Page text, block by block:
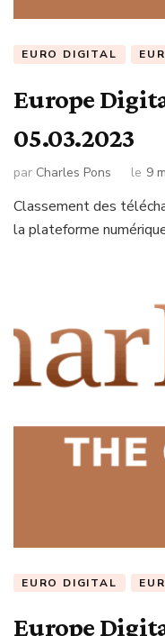
EURO DIGITAL
Europe
05.03.2023
par Charles Pons le 9
Classement des
la plateforme
EURO DIGITAL
Europe